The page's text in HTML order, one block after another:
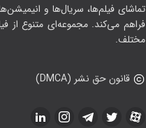
تماشای فیلم‌ها، سریال‌ها و
فراهم می‌کند. مجموعه‌ای متنوع از
مختلف.
قانون حق نشر (DMCA)